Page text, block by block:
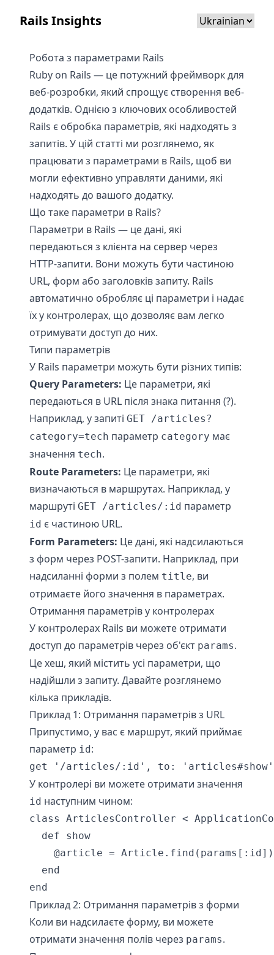
Rails Insights
Робота з параметрами Rails
Ruby on Rails — це потужний фреймворк для
веб-розробки, який спрощує створення веб-
додатків. Однією з ключових особливостей
Rails є обробка параметрів, які надходять з
запитів. У цій статті ми розглянемо, як
працювати з параметрами в Rails, щоб ви
могли ефективно управляти даними, які
надходять до вашого додатку.
Що таке параметри в Rails?
Параметри в Rails — це дані, які
передаються з клієнта на сервер через
HTTP-запити. Вони можуть бути частиною
URL, форм або заголовків запиту. Rails
автоматично обробляє ці параметри і надає
їх у контролерах, що дозволяє вам легко
отримувати доступ до них.
Типи параметрів
У Rails параметри можуть бути різних типів:
Query Parameters: Це параметри, які
передаються в URL після знака питання (?).
Наприклад, у запиті GET /articles?
category=tech параметр category має
значення tech.
Route Parameters: Це параметри, які
визначаються в маршрутах. Наприклад, у
маршруті GET /articles/:id параметр
id є частиною URL.
Form Parameters: Це дані, які надсилаються
з форм через POST-запити. Наприклад, при
надсиланні форми з полем title, ви
отримаєте його значення в параметрах.
Отримання параметрів у контролерах
У контролерах Rails ви можете отримати
доступ до параметрів через об'єкт params.
Це хеш, який містить усі параметри, що
надійшли з запиту. Давайте розглянемо
кілька прикладів.
Приклад 1: Отримання параметрів з URL
Припустимо, у вас є маршрут, який приймає
параметр id:
get '/articles/:id', to: 'articles#show'
У контролері ви можете отримати значення
id наступним чином:
class ArticlesController <
  def show
    @article = Article.find(params[:id])
  end
end
Приклад 2: Отримання параметрів з форми
Коли ви надсилаєте форму, ви можете
отримати значення полів через params.